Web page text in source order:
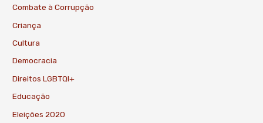
Combate à Corrupção
Criança
Cultura
Democracia
Direitos LGBTQI+
Educação
Eleições 2020